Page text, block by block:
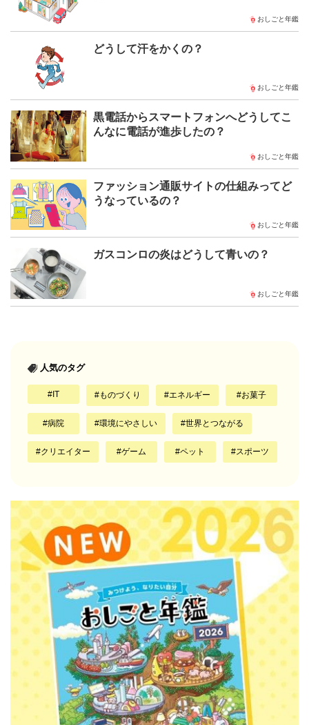
おしごと年鑑
どうして汗をかくの？
おしごと年鑑
黒電話からスマートフォンへどうしてこ
んなに電話が進歩したの？
おしごと年鑑
ファッション通販サイトの仕組みってど
うなっているの？
おしごと年鑑
ガスコンロの炎はどうして青いの？
おしごと年鑑
人気のタグ
IT ものづくり エネルギー お菓子
病院 環境にやさしい 世界とつながる
クリエイター ゲーム ペット スポーツ